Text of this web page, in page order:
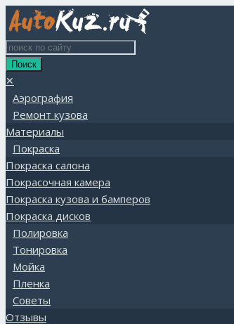
✕
Аэрография
Ремонт кузова
Материалы
Покраска
Покраска салона
Покрасочная камера
Покраска кузова и бамперов
Покраска дисков
Полировка
Тонировка
Мойка
Пленка
Советы
Отзывы